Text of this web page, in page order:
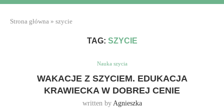
Strona główna » szycie
TAG: SZYCIE
Nauka szycia
WAKACJE Z SZYCIEM. EDUKACJA
KRAWIECKA W DOBREJ CENIE
written by Agnieszka